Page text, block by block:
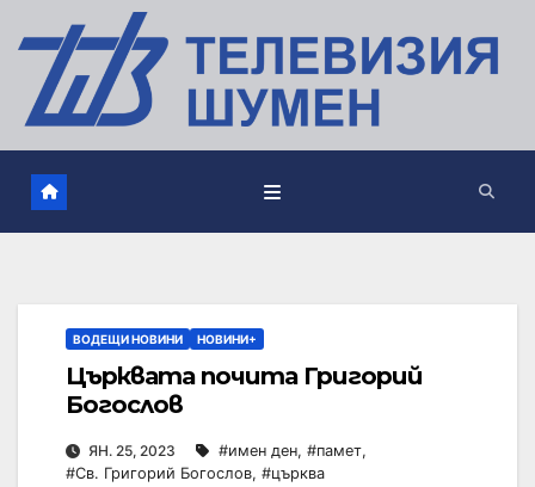
ВОДЕЩИ НОВИНИ НОВИНИ+
Църквата почита Григорий
Богослов
ЯН. 25, 2023 #имен ден, #памет,
#Св. Григорий Богослов, #църква